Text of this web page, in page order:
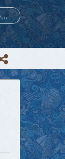
Join or Login